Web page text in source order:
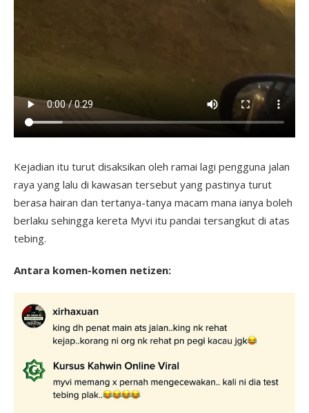
Kejadian itu turut disaksikan oleh ramai lagi pengguna jalan
raya yang lalu di kawasan tersebut yang pastinya turut
berasa hairan dan tertanya-tanya macam mana ianya boleh
berlaku sehingga kereta Myvi itu pandai tersangkut di atas
tebing.
Antara komen-komen netizen: